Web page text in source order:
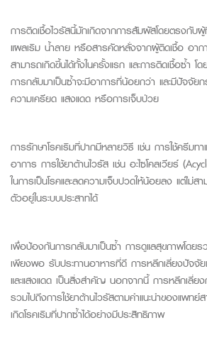
การติดเชื้อไวรัสนี้มักเกิดจากการสัมผัสโดยตรงกั
แผลเริม น้ำลาย หรือสารคัดหลั่งจากผู้ติดเชื้อ อาก
สามารถเกิดขึ้นได้ทั้งในครั้งแรก และการติดเชื้อซ้ำ
การกลับมาเป็นซ้ำจะมีอาการที่น้อยกว่า และมีปัจจัย
ความเครียด แสงแดด หรือการเจ็บป่วย
การรักษาโรคเริมที่ปากมีหลายวิธี เช่น การใช้ครีมท
อาการ การใช้ยาต้านไวรัส เช่น อะไซโคลเวียร์ (
ในการเป็นโรคและลดความเจ็บปวดให้น้อยลง แต่ไม่
ตัวอยู่ในระบบประสาทได้
เพื่อป้องกันการกลับมาเป็นซ้ำ การดูแลสุขภาพโดย
เพียงพอ รับประทานอาหารที่ดี การหลีกเลี่ยงปัจจัย
และแสงแดด เป็นสิ่งสำคัญ นอกจากนี้ การหลีกเลี่
รวมไปถึงการใช้ยาต้านไวรัสตามคำแนะนำของแพทย์
เกิดโรคเริมที่ปากซ้ำได้อย่างมีประสิทธิภาพ